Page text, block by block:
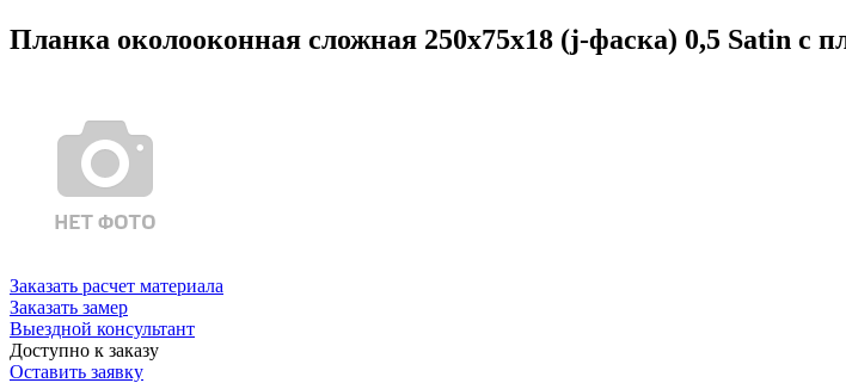
Планка околооконная сложная 250х75х18 (j-фаска) 0,5 Satin с
Заказать расчет материала
Заказать замер
Выездной консультант
Доступно к заказу
Оставить заявку